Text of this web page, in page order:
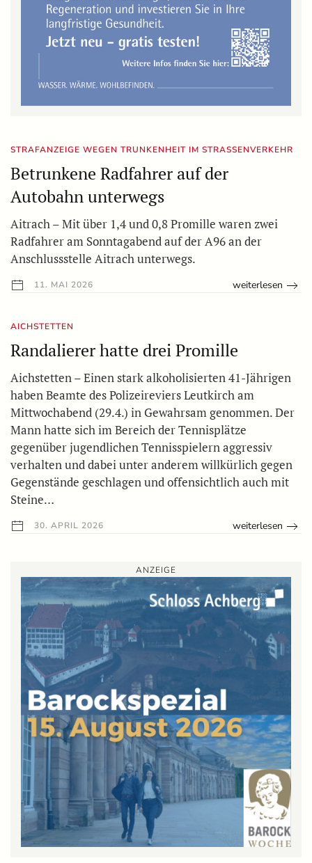
STRAFANZEIGE WEGEN TRUNKENHEIT IM STRASSENVERKEHR
Betrunkene Radfahrer auf der
Autobahn unterwegs
Aitrach – Mit über 1,4 und 0,8 Promille waren zwei
Radfahrer am Sonntagabend auf der A96 an der
Anschlussstelle Aitrach unterwegs.
11. MAI 2026 weiterlesen
AICHSTETTEN
Randalierer hatte drei Promille
Aichstetten – Einen stark alkoholisierten 41-Jährigen
haben Beamte des Polizeireviers Leutkirch am
Mittwochabend (29.4.) in Gewahrsam genommen. Der
Mann hatte sich im Bereich der Tennisplätze
gegenüber jugendlichen Tennisspielern aggressiv
verhalten und dabei unter anderem willkürlich gegen
Gegenstände geschlagen und offensichtlich auch mit
Steine…
30. APRIL 2026 weiterlesen
ANZEIGE